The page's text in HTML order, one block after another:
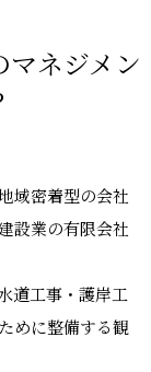
マネジメン
域密着型の会社
設業の有限会社
道工事・護岸工
めに整備する観